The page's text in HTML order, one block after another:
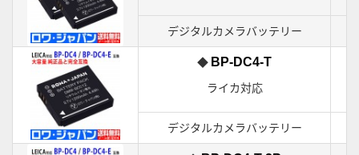
デジタルカメラバッテリー
◆ BP-DC4-T
ライカ対応
デジタルカメラバッテリー